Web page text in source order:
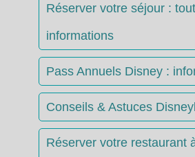
Réserver votre séjour :
informations
Pass Annuels Disney :
Conseils & Astuces
Réserver votre restaurant